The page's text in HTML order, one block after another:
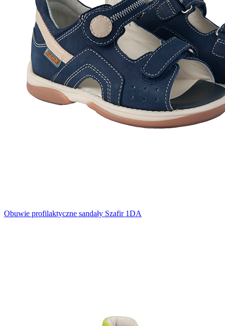
Obuwie profilaktyczne sandały Szafir 1DA